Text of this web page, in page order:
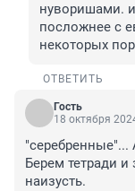
нуворишами.
посложнее с
некоторых
ОТВЕТИТЬ
Гость
18 октября
Берем тетради
наизусть.